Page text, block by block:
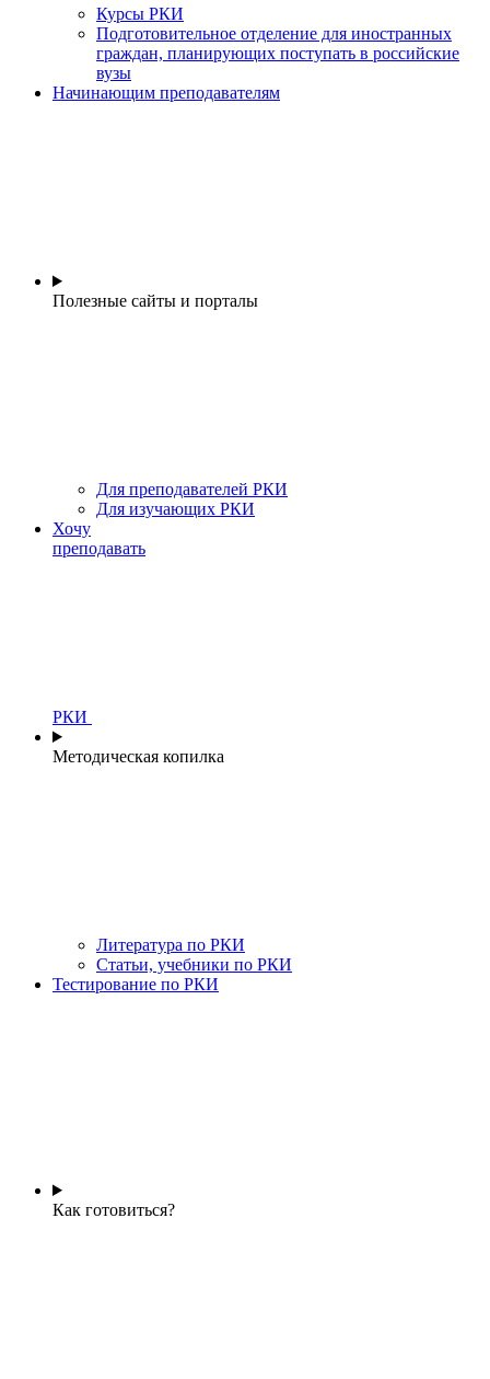
Курсы РКИ
Подготовительное отделение для иностранных
граждан, планирующих поступать в российские
вузы
Начинающим преподавателям
Полезные сайты и порталы
Для преподавателей РКИ
Для изучающих РКИ
Хочу
преподавать
РКИ
Методическая копилка
Литература по РКИ
Статьи, учебники по РКИ
Тестирование по РКИ
Как готовиться?